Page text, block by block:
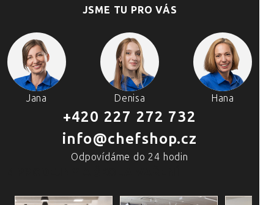
JSME TU PRO VÁS
Jana Denisa Hana
+420 227 272 732
info@chefshop.cz
Odpovídáme do 24 hodin